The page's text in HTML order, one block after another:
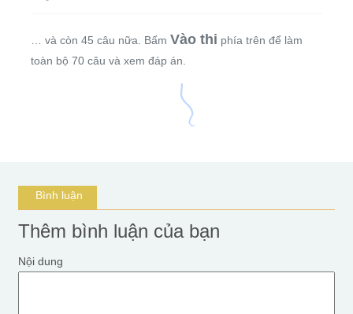
… và còn 45 câu nữa. Bấm Vào thi phía trên để làm
toàn bộ 70 câu và xem đáp án.
Bình luận
Thêm bình luận của bạn
Nội dung